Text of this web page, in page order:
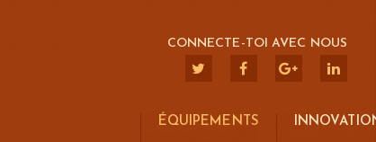
CONNECTE-TOI AVEC NOUS
ÉQUIPEMENTS